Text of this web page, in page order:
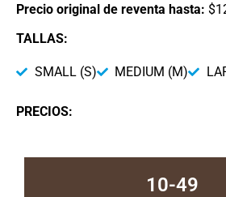
Precio original de reventa hasta:
TALLAS:
SMALL (S) MEDIUM (M)
PRECIOS:
10-49